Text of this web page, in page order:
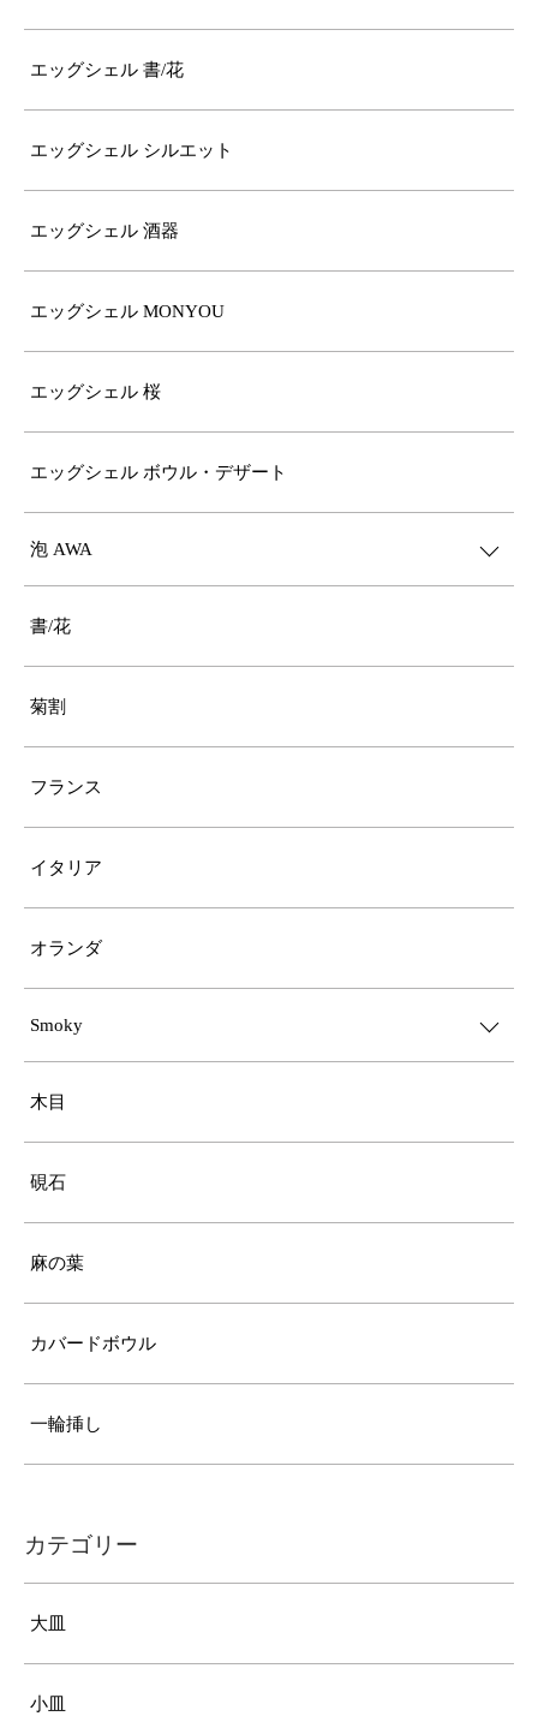
エッグシェル 書/花
エッグシェル シルエット
エッグシェル 酒器
エッグシェル MONYOU
エッグシェル 桜
エッグシェル ボウル・デザート
泡 AWA
書/花
菊割
フランス
イタリア
オランダ
Smoky
木目
硯石
麻の葉
カバードボウル
一輪挿し
カテゴリー
大皿
小皿